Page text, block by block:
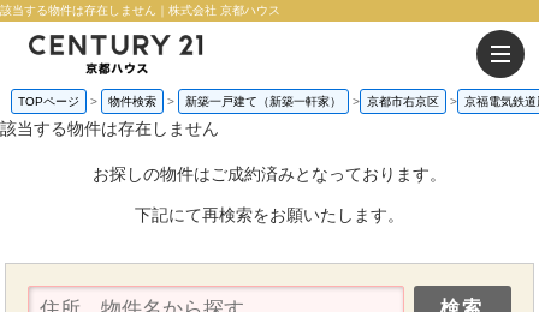
該当する物件は存在しません｜株式会社 京都ハウス
TOPページ 物件検索 新築一戸建て（新築一軒家） 京都市右京区 京福電気鉄
該当する物件は存在しません
お探しの物件はご成約済みとなっております。
下記にて再検索をお願いたします。